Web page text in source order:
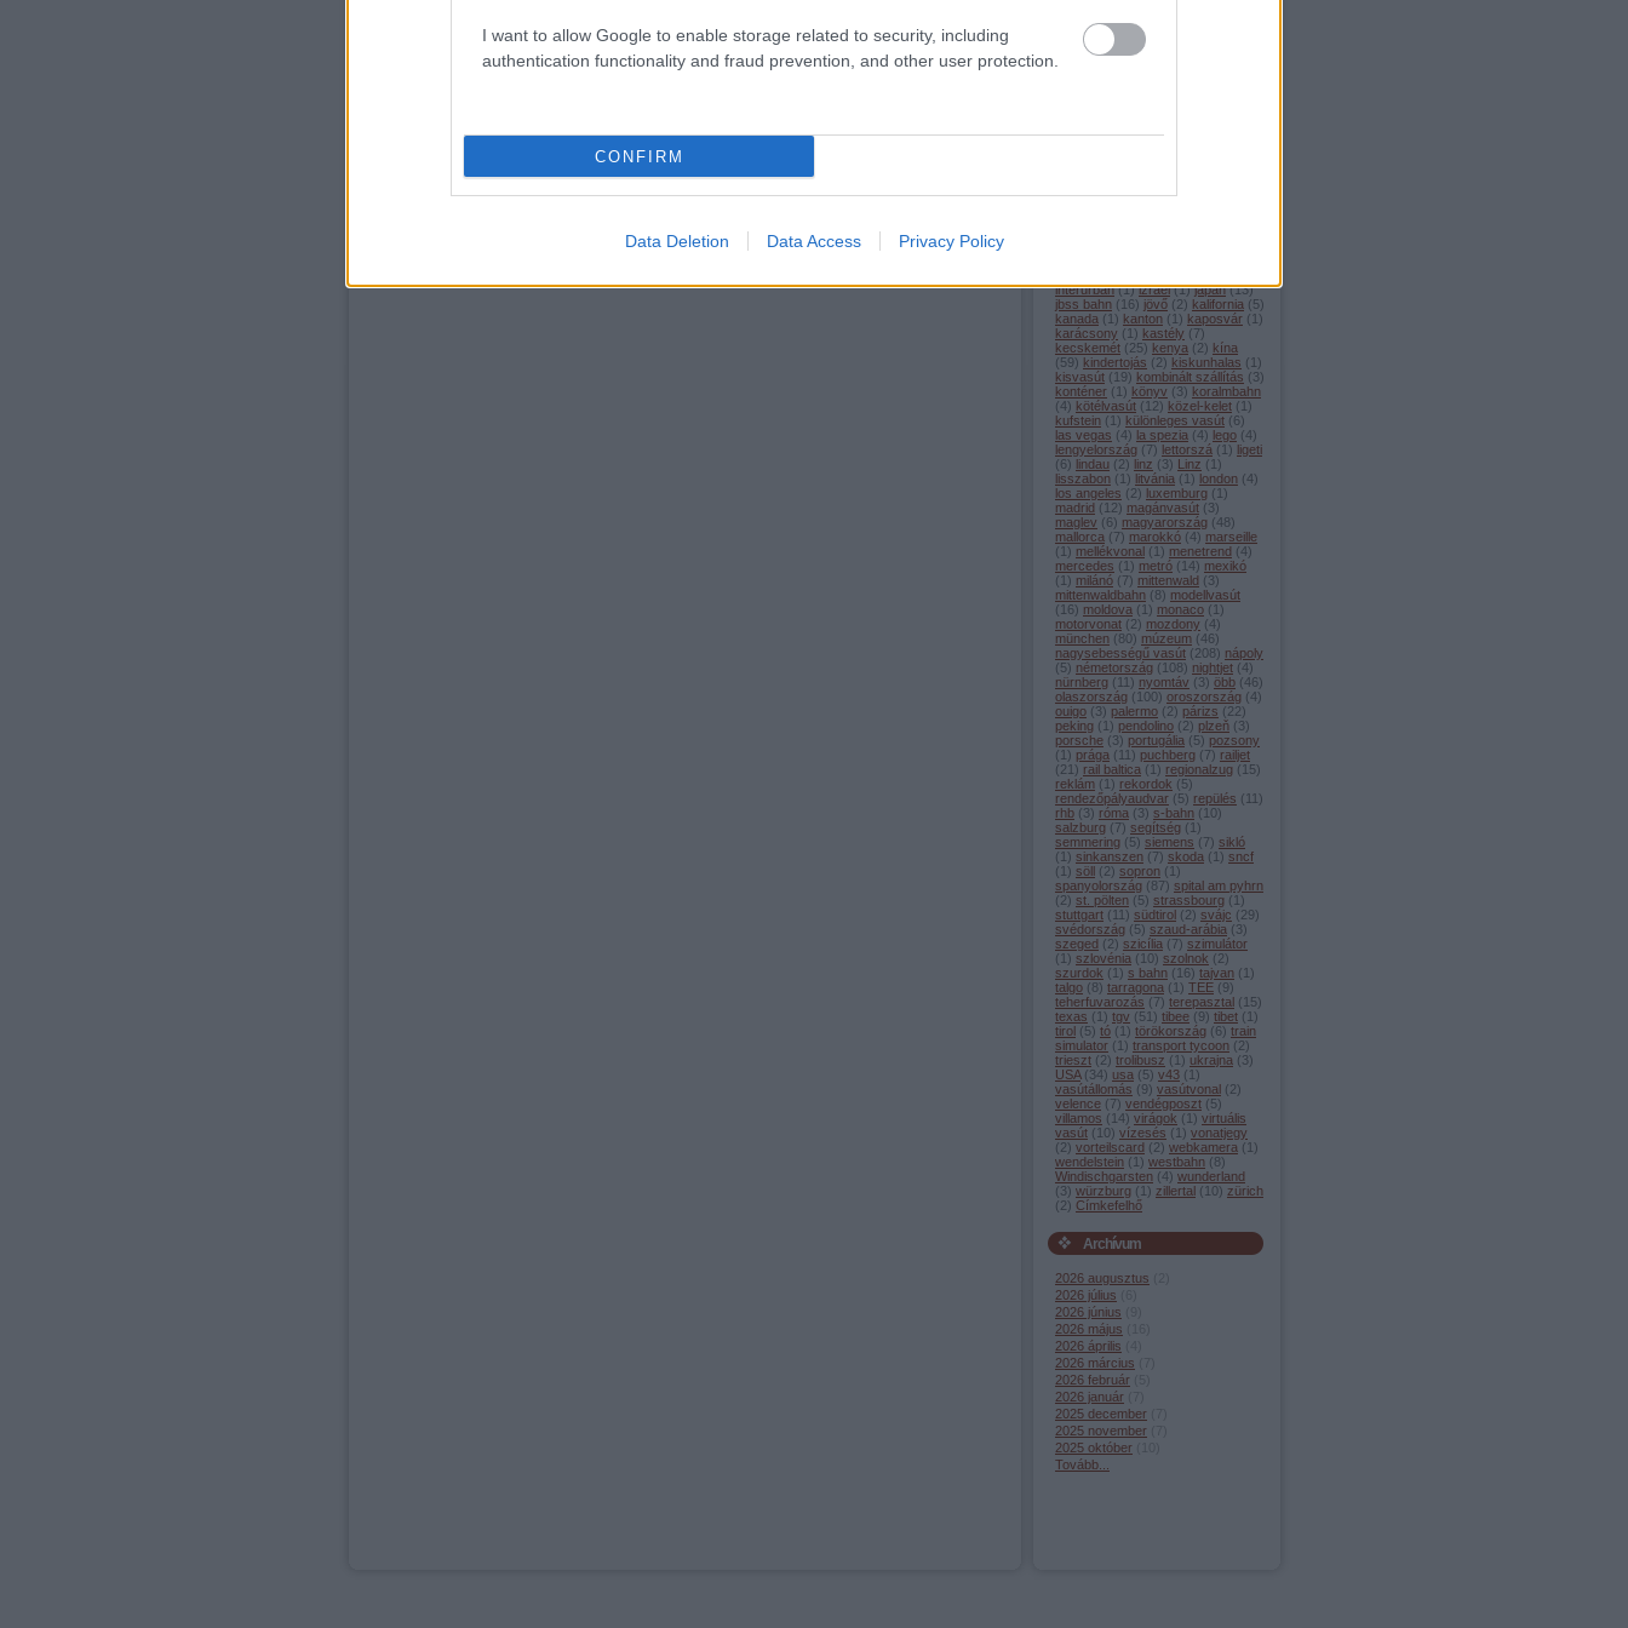
I want to allow Google to enable storage related to security, including
authentication functionality and fraud prevention, and other user protection.
CONFIRM
Data Deletion Data Access Privacy Policy
1) csalagút
alagút
csehország
dél-amerika
desiro
interurban (1) izrael (1) japán (13)
jbss bahn (16) jövő (2) kalifornia (5)
kanada (1 ) kanton (1 ) kaposvár (1 )
karácsony (1 ) kastély (7)
kecskemét (25) kenya (2) kína
(59) kindertojás (2) kiskunhalas (1 )
kisvasút (19) kombinált szállítás (3)
konténer (1 ) könyv (3) koralmbahn
(4) kötélvasút (12) közel-kelet (1 )
kufstein (1 ) különleges vasút (6)
las vegas (4) la spezia (4) lego (4)
lengyelország (7) lettorszá (1 ) ligeti
(6) lindau (2) linz (3) Linz (1 )
lisszabon (1 ) litvánia (1 ) london (4)
los angeles (2) luxemburg (1 )
madrid (12) magánvasút (3)
maglev (6) magyarország (48)
mallorca (7) marokkó (4) marseille
(1 ) mellékvonal (1 ) menetrend (4)
mercedes (1 ) metró (14) mexikó
(1 ) milánó (7) mittenwald (3)
mittenwaldbahn (8) modellvasút
(16) moldova (1 ) monaco (1 )
motorvonat (2) mozdony (4)
münchen (80) múzeum (46)
nagysebességű vasút (208) nápoly
(5) németország (108) nightjet (4)
nürnberg (11 ) nyomtáv (3) öbb (46)
olaszország (100) oroszország (4)
ouigo (3) palermo (2) párizs (22)
peking (1 ) pendolino (2) plzeň (3)
porsche (3) portugália (5) pozsony
(1 ) prága (11 ) puchberg (7) railjet
(21 ) rail baltica (1 ) regionalzug (15)
reklám (1 ) rekordok (5)
rendezőpályaudvar (5) repülés (11 )
rhb (3) róma (3) s-bahn (10)
salzburg (7) segítség (1 )
semmering (5) siemens (7) sikló
(1 ) sinkanszen (7) skoda (1 ) sncf
(1 ) söll (2) sopron (1 )
spanyolország (87) spital am pyhrn
(2) st. pölten (5) strassbourg (1 )
stuttgart (11 ) südtirol (2) svájc (29)
svédország (5) szaud-arábia (3)
szeged (2) szicília (7) szimulátor
(1 ) szlovénia (10) szolnok (2)
szurdok (1 ) s bahn (16) tajvan (1 )
talgo (8) tarragona (1 ) TEE (9)
teherfuvarozás (7) terepasztal (15)
texas (1 ) tgv (51 ) tibee (9) tibet (1 )
tirol (5) tó (1 ) törökország (6) train
simulator (1 ) transport tycoon (2)
trieszt (2) trolibusz (1 ) ukrajna (3)
USA (34) usa (5) v43 (1 )
vasútállomás (9) vasútvonal (2)
velence (7) vendégposzt (5)
villamos (14) virágok (1 ) virtuális
vasút (10) vízesés (1 ) vonatjegy
(2) vorteilscard (2) webkamera (1 )
wendelstein (1 ) westbahn (8)
Windischgarsten (4) wunderland
(3) würzburg (1 ) zillertal (10) zürich
(2) Címkefelhő
Archívum
2026 augusztus
2026 július
2026 június
2026 május
2026 április
2026 március
2026 február
2026 január
2025 december
2025 november
2025 október
Tovább